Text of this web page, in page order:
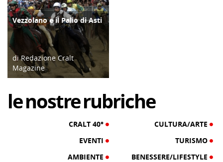
ATTIVITÀ
Vezzolano e il Palio di Asti
di Redazione Cralt
Magazine
lenostrerubriche
CRALT 40°
CULTURA/ARTE
EVENTI
TURISMO
AMBIENTE
BENESSERE/LIFESTYLE